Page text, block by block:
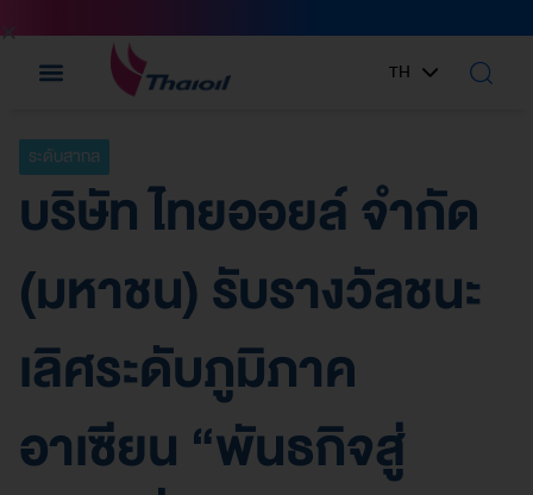
TH
EN
ระดับสากล
บริษัท ไทยออยล์ จำกัด
(มหาชน) รับรางวัลชนะ
เลิศระดับภูมิภาค
อาเซียน “พันธกิจสู่